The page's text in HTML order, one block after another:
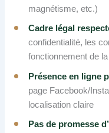
magnétisme, etc.)
Cadre légal
confidentialité, les
fonctionnement de
Présence en ligne
page Facebook/
localisation claire
Pas de promesse